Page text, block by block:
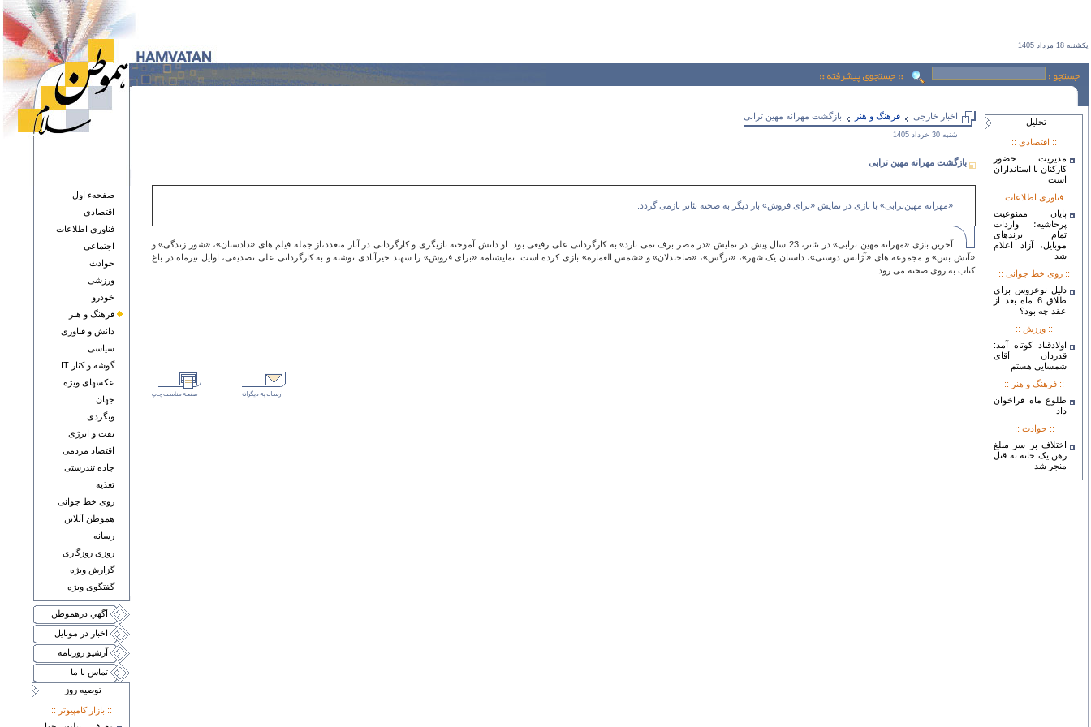
يكشنبه 18 مرداد 1405
صفحهء اول
اقتصادی
فناوری اطلاعات
اجتماعی
حوادث
ورزشی
خودرو
فرهنگ و هنر
دانش و فناوری
سياسی
گوشه و کنار IT
عکسهای ويژه
جهان
وبگردی
نفت و انرژی
اقتصاد مردمی
جاده تندرستی
تغذيه
روی خط جوانی
هموطن آنلاين
رسانه
روزی روزگاری
گزارش ويژه
گفتگوی ويژه
آگهي درهموطن
اخبار در موبايل
آرشيو روزنامه
تماس با ما
توصيه روز
:: بازار کامپيوتر ::
اخبار خارجی فرهنگ و هنر بازگشت مهرانه مهین ترابی
شنبه 30 خرداد 1405
بازگشت مهرانه مهین ترابی
«مهرانه مهین‌ترابی» با بازی در نمایش «برای فروش» بار دیگر به صحنه تئاتر بازمی گردد.
آخرین بازی «مهرانه مهین ترابی» در تئاتر، 23 سال پیش در نمایش «در مصر برف نمی بارد» به کارگردانی علی رفیعی بود. او دانش آموخته بازیگری و کارگردانی در آثار متعدد،از جمله فیلم های «دادستان»، «شور زندگی» و
«آتش بس» و مجموعه های «آژانس دوستی»، داستان یک شهر»، «نرگس»، «صاحبدلان» و «شمس العماره» بازی کرده است. نمایشنامه «برای فروش» را سهند خیرآبادی نوشته و به کارگردانی علی تصدیقی، اوایل تیرماه در باغ
کتاب به روی صحنه می رود.
تحليل
:: اقتصادی ::
مدیریت حضور
کارکنان با استانداران
است
:: فناوری اطلاعات ::
پایان ممنوعیت
پرحاشیه؛ واردات
تمام برندهای
موبایل، آزاد اعلام
شد
:: روی خط جوانی ::
دلیل نوعروس برای
طلاق 6 ماه بعد از
عقد چه بود؟
:: ورزش ::
اولادقباد کوتاه آمد:
قدردان آقای
شمسایی هستم
:: فرهنگ و هنر ::
طلوع ماه فراخوان
داد
:: حوادث ::
اختلاف بر سر مبلغ
رهن یک خانه به قتل
منجر شد